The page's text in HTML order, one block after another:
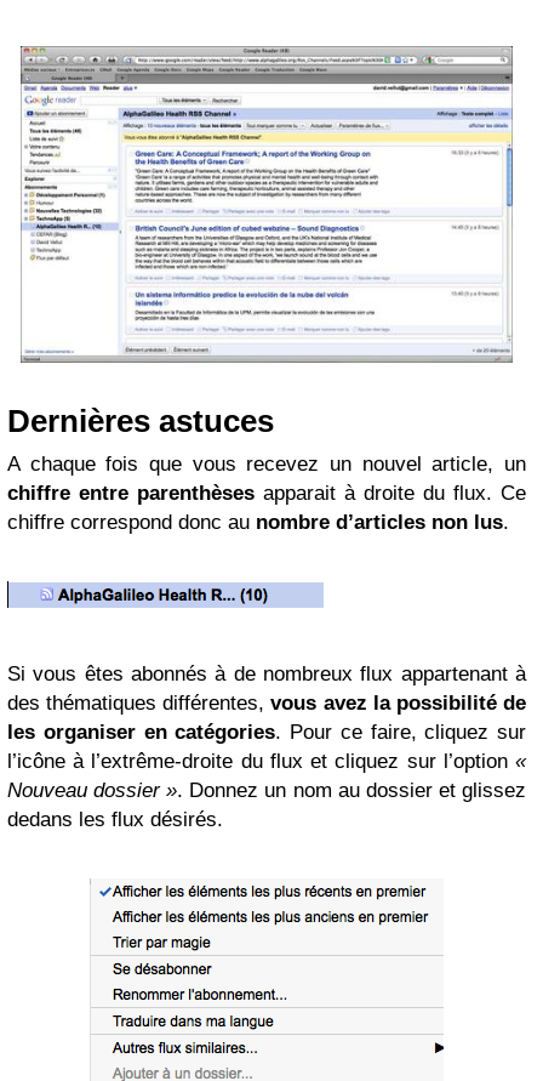
Dernières astuces
A chaque fois que vous recevez un nouvel article, un
chiffre entre parenthèses apparait à droite du flux. Ce
chiffre correspond donc au nombre d’articles non lus.
Si vous êtes abonnés à de nombreux flux appartenant à
des thématiques différentes,vous avez la possibilité de
les organiser en catégories. Pour ce faire, cliquez sur
l’icône à l’extrême-droite du flux et cliquez sur l’option «
Nouveau dossier ». Donnez un nom au dossier et glissez
dedans les flux désirés.